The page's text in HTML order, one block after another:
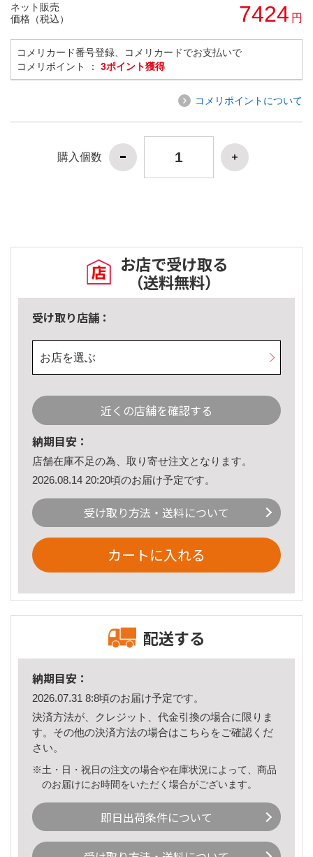
ネット販売
価格（税込）
7424 円
コメリカード番号登録、コメリカードでお支払いで
コメリポイント ： 3ポイント獲得
コメリポイントについて
購入個数
お店で受け取る
（送料無料）
受け取り店舗：
お店を選ぶ
近くの店舗を確認する
納期目安：
店舗在庫不足の為、取り寄せ注文となります。
2026.08.14 20:20頃のお届け予定です。
受け取り方法・送料について
カートに入れる
配送する
納期目安：
2026.07.31 8:8頃のお届け予定です。
決済方法が、クレジット、代金引換の場合に限りま
す。その他の決済方法の場合はこちら をご確認くだ
さい。
※土・日・祝日の注文の場合や在庫状況によって、商品
のお届けにお時間をいただく場合がございます。
即日出荷条件について